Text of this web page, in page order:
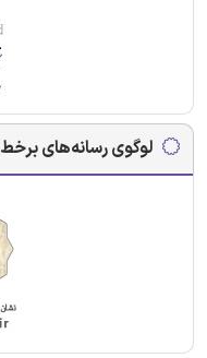
لوگوی رسانه‌های برخط